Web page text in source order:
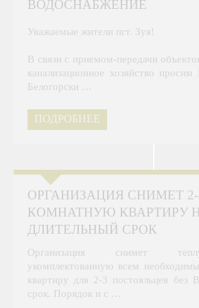
ВОДОСНАБЖЕНИЕ
Уважаемые жители пгт. Зуя!
В связи с приемом-передачи
канализационное хозяйство
Белогорски …
ПОДРОБНЕЕ
ОРГАНИЗАЦИЯ СНИМЕТ 2-
КОМНАТНУЮ КВАРТИРУ
ДЛИТЕЛЬНЫЙ СРОК
Организация снимет
укомплектованную всем
квартиру для 2-3 постояльцев без
срок. Порядок и с …